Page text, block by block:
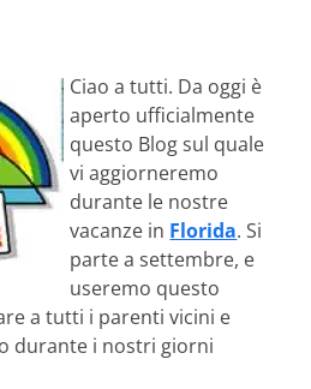
Ciao a tutti. Da oggi è
aperto ufficialmente
questo Blog sul quale
vi aggiorneremo
durante le nostre
vacanze in Florida. Si
parte a settembre, e
useremo questo
a tutti i parenti vicini e
durante i nostri giorni